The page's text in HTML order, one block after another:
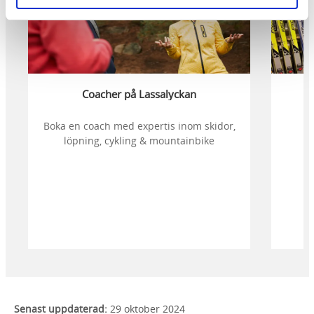
Coacher på Lassalyckan
Boka en coach med expertis inom skidor,
löpning, cykling & mountainbike
Senast uppdaterad: 29 oktober 2024